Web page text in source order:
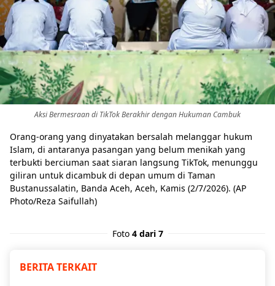
Aksi Bermesraan di TikTok Berakhir dengan Hukuman Cambuk
Orang-orang yang dinyatakan bersalah melanggar hukum
Islam, di antaranya pasangan yang belum menikah yang
terbukti berciuman saat siaran langsung TikTok, menunggu
giliran untuk dicambuk di depan umum di Taman
Bustanussalatin, Banda Aceh, Aceh, Kamis (2/7/2026). (AP
Photo/Reza Saifullah)
Foto 4 dari 7
BERITA TERKAIT